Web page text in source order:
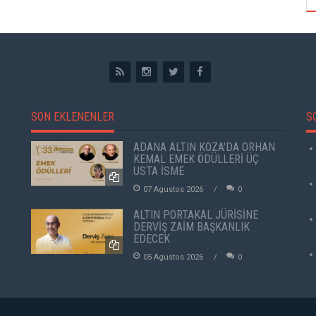
SON EKLENENLER
ADANA ALTIN KOZA'DA ORHAN
KEMAL EMEK ÖDÜLLERİ ÜÇ
USTA İSME
07 Agustos 2026 0
ALTIN PORTAKAL JÜRİSİNE
DERVİŞ ZAİM BAŞKANLIK
EDECEK
05 Agustos 2026 0